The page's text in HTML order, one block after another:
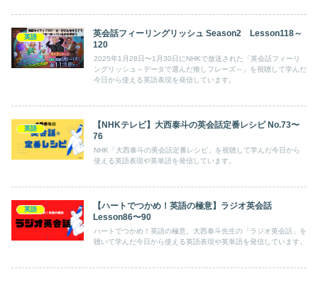
英語
英会話フィーリングリッシュ Season2 Lesson118～
120
2025年1月28日〜1月30日にNHKで放送された「英会話フィーリ
ングリッシュ～データで選んだ推しフレーズ～」を視聴して学んだ
今日から使える英語表現を発信しています。
英語
【NHKテレビ】大西泰斗の英会話定番レシピ No.73〜
76
NHK「大西泰斗の英会話定番レシピ」を視聴して学んだ今日から
使える英語表現や英単語を発信しています。
英語
【ハートでつかめ！英語の極意】ラジオ英会話
Lesson86〜90
ハートでつかめ！英語の極意。大西泰斗先生の「ラジオ英会話」を
聴いて学んだ今日から使える英語表現や英単語を発信しています。